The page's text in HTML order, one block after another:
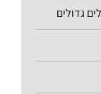
גדולים